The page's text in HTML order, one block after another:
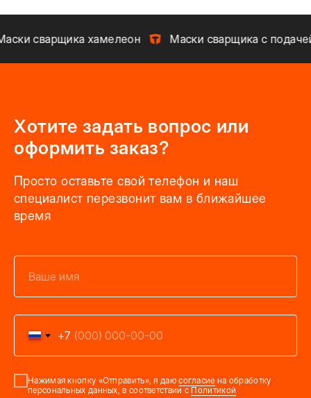
сварщика хамелеон Маски сварщика с
Хотите задать вопрос или
оформить заказ?
Просто оставьте свой телефон и наш
специалист перезвонит вам в ближайшее
время
+7
Нажимая кнопку «Отправить», я даюсогласие на обработку
персональных данных, в соответствии сПолитикой